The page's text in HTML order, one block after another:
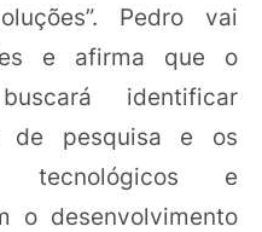
Pedro vai
e afirma que o
identificar
de pesquisa e os
tecnológicos e
o desenvolvimento